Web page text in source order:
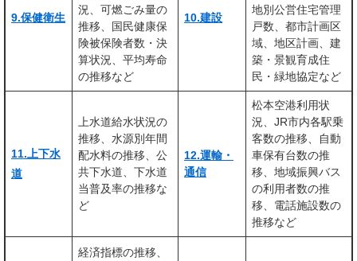
9.保健衛生
況、可燃ごみ量の
推移、国民健康保
険被保険者数・決
算状況、平均寿命
の推移など
10.建設
地別公営住宅管理
戸数、都市計画区
域、地区計画、建
築・景観育成住
民・緑地協定など
11.上下水
道
上水道給水状況の
推移、水源別年間
配水料の推移、公
共下水道、下水道
当普及率の推移な
ど
12.運輸・
通信
松本空港利用状
況、JR市内各駅乗
客数の推移、自動
車保有台数の推
移、地域振興バス
の利用者数の推
移、電話施設数の
推移など
経済指標の推移、